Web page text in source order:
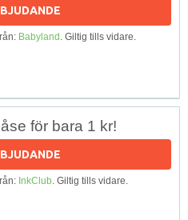
Babyland. Giltig tills vidare.
för bara 1 kr!
InkClub. Giltig tills vidare.